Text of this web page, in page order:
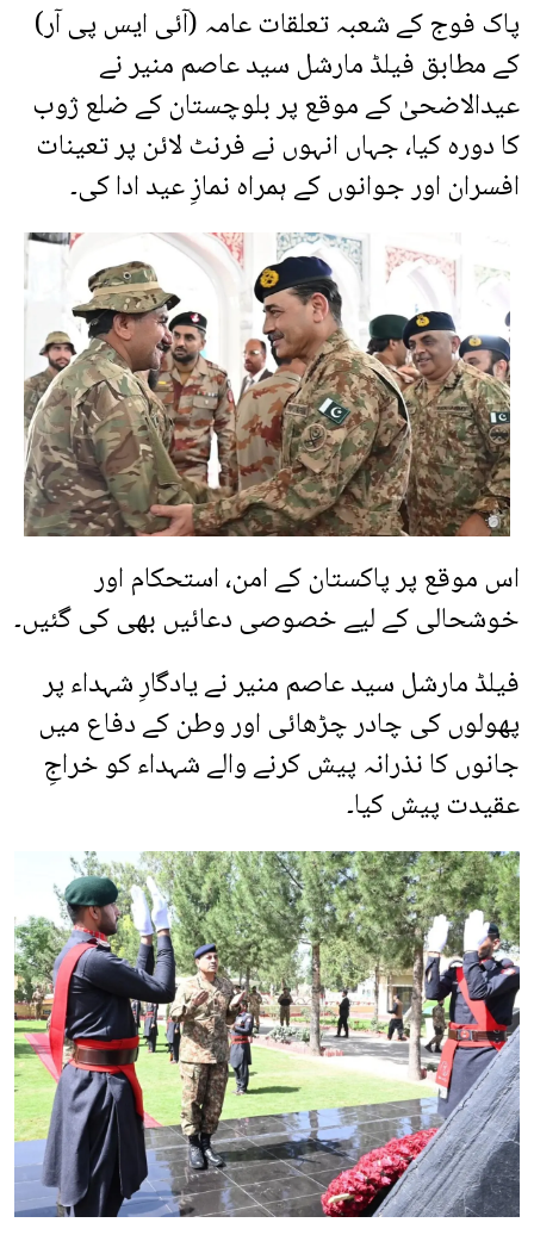
پاک فوج کے شعبہ تعلقات عامہ (آئی ایس پی آر)
کے مطابق فیلڈ مارشل سید عاصم منیر نے
عیدالاضحیٰ کے موقع پر بلوچستان کے ضلع ژوب
کا دورہ کیا، جہاں انہوں نے فرنٹ لائن پر تعینات
افسران اور جوانوں کے ہمراہ نمازِ عید ادا کی۔
اس موقع پر پاکستان کے امن، استحکام اور
خوشحالی کے لیے خصوصی دعائیں بھی کی گئیں۔
فیلڈ مارشل سید عاصم منیر نے یادگارِ شہداء پر
پھولوں کی چادر چڑھائی اور وطن کے دفاع میں
جانوں کا نذرانہ پیش کرنے والے شہداء کو خراجِ
عقیدت پیش کیا۔